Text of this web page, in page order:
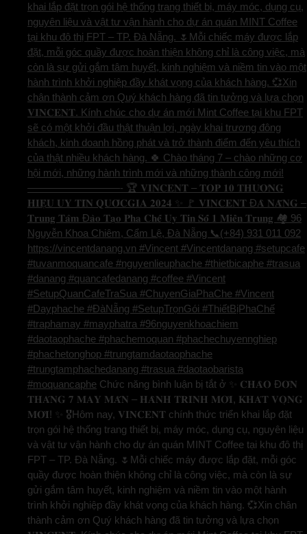
khai lắp đặt trọn gói hệ thống trang thiết bị, máy móc, dụng cụ,
nguyên liệu và vật tư vận hành cho dự án quán MINT Coffee
tại khu đô thị FPT – TP. Đà Nẵng. 🌷Mỗi chiếc máy được lắp
đặt, mỗi góc quầy được hoàn thiện không chỉ là công việc, mà
còn là sự gửi gắm tâm huyết, kinh nghiệm và niềm tin vào một
hành trình khởi nghiệp đầy khát vọng của khách hàng. 💞Xin
chân thành cảm ơn Quý khách hàng đã tin tưởng và lựa chọn
𝐕𝐈𝐍𝐂𝐄𝐍𝐓. Kính chúc cho dự án mới Mint Coffee tại khu FPT
sẽ có một khởi đầu thật thuận lợi, ngày khai trương đông
khách, kinh doanh hồng phát và trở thành điểm đến yêu thích
của thật nhiều khách hàng. 🍀 Chào tháng 7 – chào những cơ
hội mới, những hành trình mới và những thành công mới!
—————————- 🏆 𝐕𝐈𝐍𝐂𝐄𝐍𝐓 – 𝐓𝐎𝐏 𝟏𝟎 𝐓𝐇𝐔̛𝐎̛𝐍𝐆
𝐇𝐈𝐄̣̂𝐔 𝐔𝐘 𝐓𝐈́𝐍 𝐐𝐔𝐎̂́𝐂𝐆𝐈𝐀 𝟐𝟎𝟐𝟒 ✨ 🚩 𝐕𝐈𝐍𝐂𝐄𝐍𝐓 Đ𝐀̀ 𝐍𝐀̆̃𝐍𝐆 –
𝐓𝐫𝐮𝐧𝐠 𝐓𝐚̂𝐦 Đ𝐚̀𝐨 𝐓𝐚̣𝐨 𝐏𝐡𝐚 𝐂𝐡𝐞̂́ 𝐔𝐲 𝐓𝐢́𝐧 𝐒𝐨̂́ 𝟏 𝐌𝐢𝐞̂̀𝐧 𝐓𝐫𝐮𝐧𝐠 🏘️ 96
Nguyễn Khoa Chiêm, Cẩm Lệ, Đà Nẵng 📞(+84) 931 011 092
https://vincentdanang.vn #Vincent #Vincentdanang #setupcafe
#tuvanmoquancafe #nguyenlieuphache #thietbicaphe #trasua
#danang #quancafedanang #coffee #Vincent
#SetupQuanCafeTraSua #ChuyenGiaPhaChe #Vincent
#Dayphache #ĐàNẵng #SetupTrọnGói #ThiếtBịPhaChế
#traphamay #mayphatra #96nguyenkhoachiem
#daotaophache #phachemoquan #phachechuyennghiep
#phachetonghop #trungtamdaotaophache
#trungtamphachedanang #trasua #daotaobarista
#moquancaphe Chức năng bình luận bị tắt ở ✨ 𝐂𝐇𝐀̀𝐎 Đ𝐎́𝐍
𝐓𝐇𝐀́𝐍𝐆 𝟕 𝐌𝐀𝐘 𝐌𝐀̆́𝐍 – 𝐇𝐀̀𝐍𝐇 𝐓𝐑𝐈̀𝐍𝐇 𝐌𝐎̛́𝐈, 𝐊𝐇𝐀́𝐓 𝐕𝐎̣𝐍𝐆
𝐌𝐎̛́𝐈! ✨ 🎖️Hôm nay, 𝐕𝐈𝐍𝐂𝐄𝐍𝐓 chính thức triển khai lắp đặt
trọn gói hệ thống trang thiết bị, máy móc, dụng cụ, nguyên liệu
và vật tư vận hành cho dự án quán MINT Coffee tại khu đô thị
FPT – TP. Đà Nẵng. 🌷Mỗi chiếc máy được lắp đặt, mỗi góc
quầy được hoàn thiện không chỉ là công việc, mà còn là sự
gửi gắm tâm huyết, kinh nghiệm và niềm tin vào một hành
trình khởi nghiệp đầy khát vọng của khách hàng. 💞Xin chân
thành cảm ơn Quý khách hàng đã tin tưởng và lựa chọn